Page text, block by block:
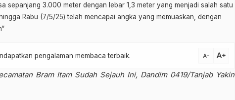
sepanjang 3.000 meter dengan lebar 1,3 meter yang menjadi salah satu
Rabu (7/5/25) telah mencapai angka yang memuaskan, dengan
pengalaman membaca terbaik. text_decrease text_increase
Bram Itam Sudah Sejauh Ini, Dandim 0419/Tanjab Yakin